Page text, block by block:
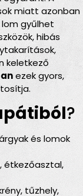
miatt azonban
gyűlhet
hibás
keletkező
ezek gyors,
?
és lomok
étkezőasztal,
tűzhely,